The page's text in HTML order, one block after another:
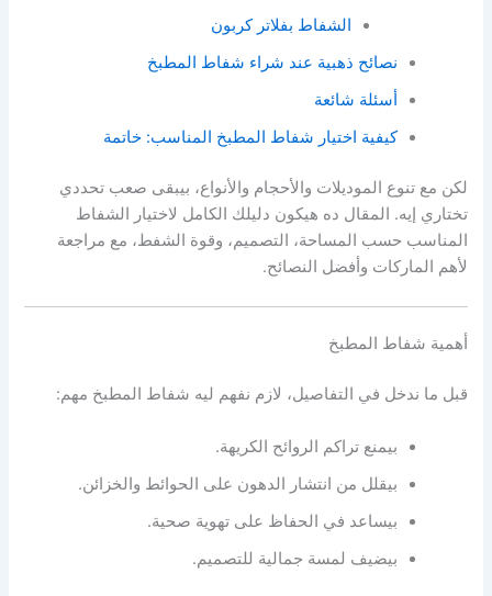
الشفاط بفلاتر كربون
نصائح ذهبية عند شراء شفاط المطبخ
أسئلة شائعة
كيفية اختيار شفاط المطبخ المناسب: خاتمة
لكن مع تنوع الموديلات والأحجام والأنواع، بيبقى صعب تحددي
تختاري إيه. المقال ده هيكون دليلك الكامل لاختيار الشفاط
المناسب حسب المساحة، التصميم، وقوة الشفط، مع مراجعة
لأهم الماركات وأفضل النصائح.
أهمية شفاط المطبخ
قبل ما ندخل في التفاصيل، لازم نفهم ليه شفاط المطبخ مهم:
بيمنع تراكم الروائح الكريهة.
بيقلل من انتشار الدهون على الحوائط والخزائن.
بيساعد في الحفاظ على تهوية صحية.
بيضيف لمسة جمالية للتصميم.